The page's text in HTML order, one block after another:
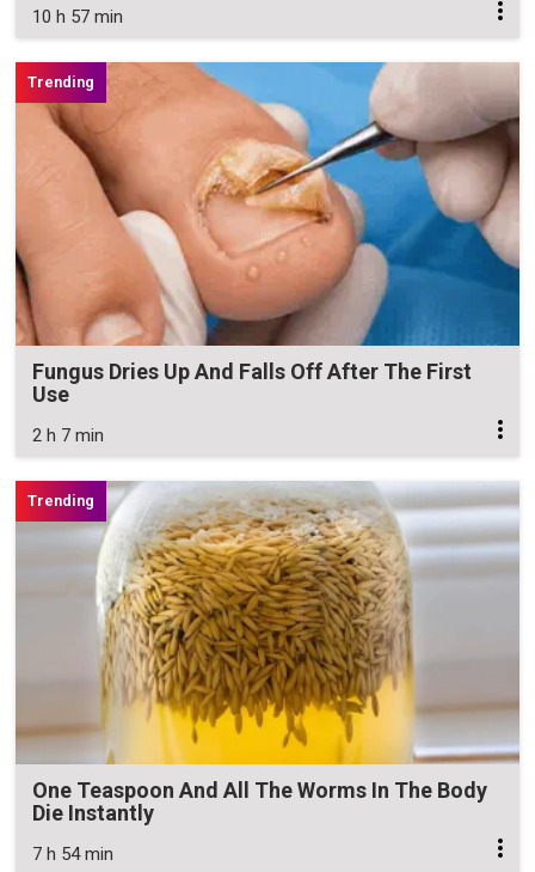
10 h 57 min
Fungus Dries Up And Falls Off After The First
Use
2 h 7 min
One Teaspoon And All The Worms In The Body
Die Instantly
7 h 54 min